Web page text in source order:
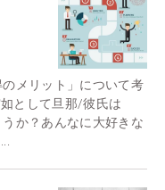
メリット」について考
として旦那/彼氏は
か？あんなに大好きな